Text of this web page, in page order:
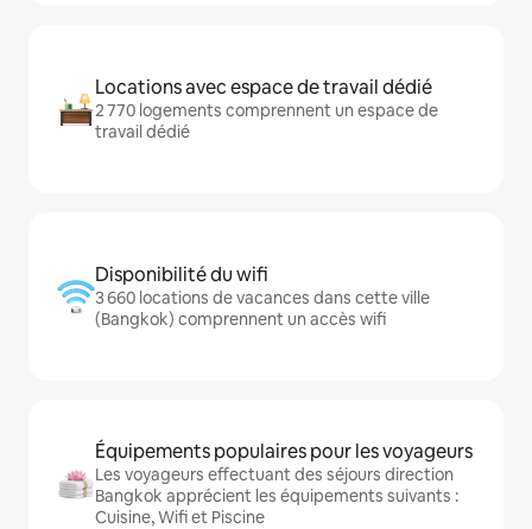
Locations avec espace de travail dédié
2 770 logements comprennent un espace de
travail dédié
Disponibilité du wifi
3 660 locations de vacances dans cette ville
(Bangkok) comprennent un accès wifi
Équipements populaires pour les voyageurs
Les voyageurs effectuant des séjours direction
Bangkok apprécient les équipements suivants :
Cuisine, Wifi et Piscine